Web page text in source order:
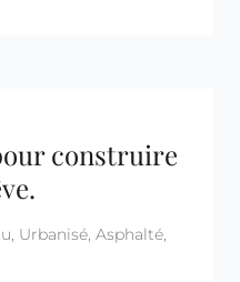
construire
Urbanisé, Asphalté,